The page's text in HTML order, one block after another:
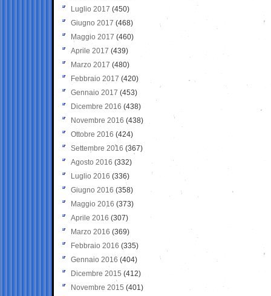
Luglio 2017 (450)
Giugno 2017 (468)
Maggio 2017 (460)
Aprile 2017 (439)
Marzo 2017 (480)
Febbraio 2017 (420)
Gennaio 2017 (453)
Dicembre 2016 (438)
Novembre 2016 (438)
Ottobre 2016 (424)
Settembre 2016 (367)
Agosto 2016 (332)
Luglio 2016 (336)
Giugno 2016 (358)
Maggio 2016 (373)
Aprile 2016 (307)
Marzo 2016 (369)
Febbraio 2016 (335)
Gennaio 2016 (404)
Dicembre 2015 (412)
Novembre 2015 (401)